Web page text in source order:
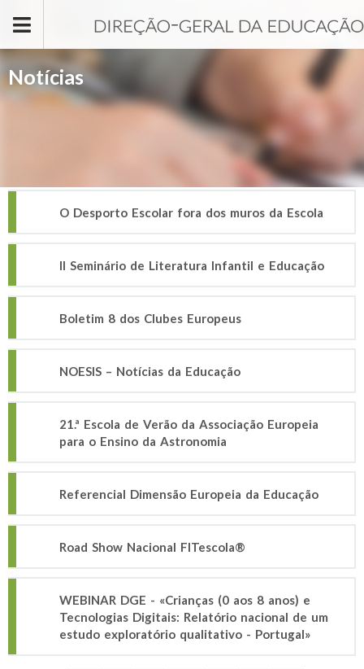
Notícias
O Desporto Escolar fora dos muros da Escola
II Seminário de Literatura Infantil e Educação
Boletim 8 dos Clubes Europeus
NOESIS – Notícias da Educação
21.ª Escola de Verão da Associação Europeia
para o Ensino da Astronomia
Referencial Dimensão Europeia da Educação
Road Show Nacional FITescola®
WEBINAR DGE - «Crianças (0 aos 8 anos) e
Tecnologias Digitais: Relatório nacional de um
estudo exploratório qualitativo - Portugal»